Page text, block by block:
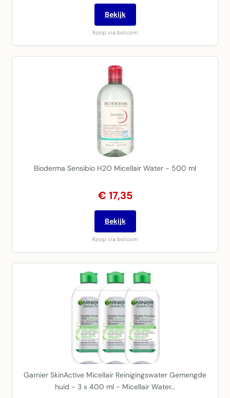
Bekijk
Koop via bol.com
Bioderma Sensibio H2O Micellair Water - 500 ml
€ 17,35
Bekijk
Koop via bol.com
Garnier SkinActive Micellair Reinigingswater Gemengde
huid - 3 x 400 ml - Micellair Water…